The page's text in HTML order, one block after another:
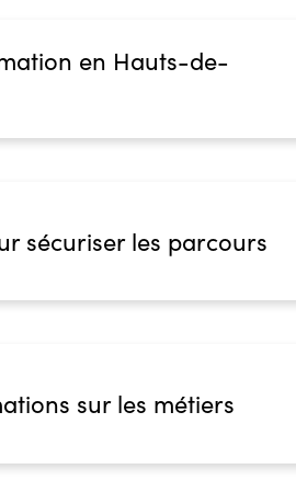
en Hauts-de-
sécuriser les parcours
sur les métiers